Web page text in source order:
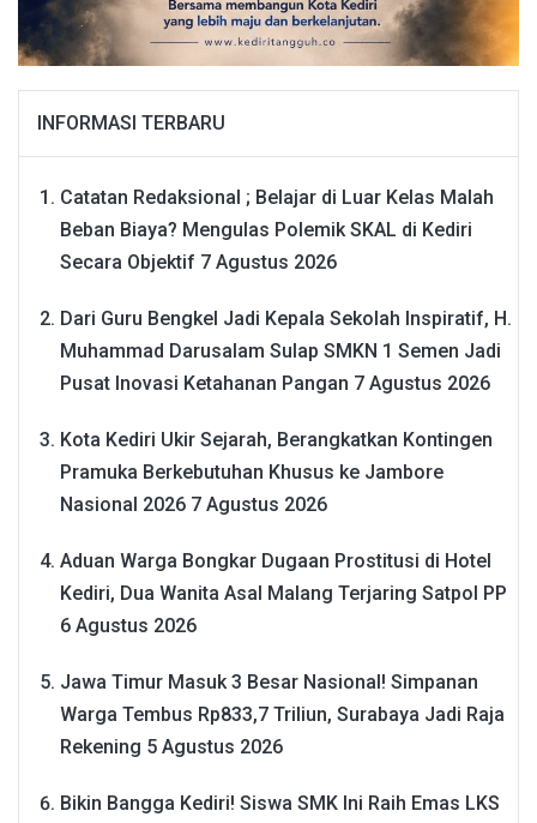
INFORMASI TERBARU
Catatan Redaksional ; Belajar di Luar Kelas Malah
Beban Biaya? Mengulas Polemik SKAL di Kediri
Secara Objektif 7 Agustus 2026
Dari Guru Bengkel Jadi Kepala Sekolah Inspiratif, H.
Muhammad Darusalam Sulap SMKN 1 Semen Jadi
Pusat Inovasi Ketahanan Pangan 7 Agustus 2026
Kota Kediri Ukir Sejarah, Berangkatkan Kontingen
Pramuka Berkebutuhan Khusus ke Jambore
Nasional 2026 7 Agustus 2026
Aduan Warga Bongkar Dugaan Prostitusi di Hotel
Kediri, Dua Wanita Asal Malang Terjaring Satpol PP
6 Agustus 2026
Jawa Timur Masuk 3 Besar Nasional! Simpanan
Warga Tembus Rp833,7 Triliun, Surabaya Jadi Raja
Rekening 5 Agustus 2026
Bikin Bangga Kediri! Siswa SMK Ini Raih Emas LKS